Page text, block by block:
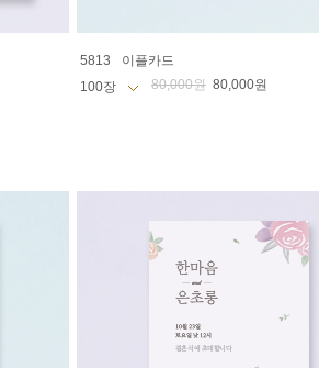
5813
이플카드
80,000원 80,000원